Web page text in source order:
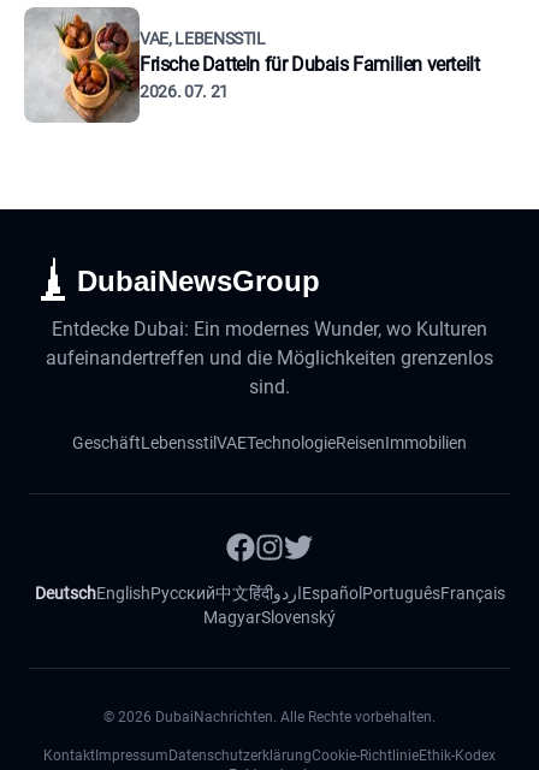
VAE, LEBENSSTIL
Frische Datteln für Dubais Familien verteilt
2026. 07. 21
DubaiNewsGroup
Entdecke Dubai: Ein modernes Wunder, wo Kulturen
aufeinandertreffen und die Möglichkeiten grenzenlos
sind.
GeschäftLebensstilVAETechnologieReisenImmobilien
DeutschEnglishРусский中文हिंदीاردوEspañol PortuguêsFrançais
MagyarSlovenský
© 2026 DubaiNachrichten. Alle Rechte vorbehalten.
Kontakt Impressum DatenschutzerklärungCookie-RichtlinieEthik-Kodex